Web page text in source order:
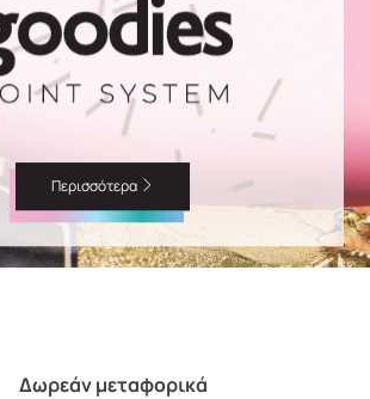
Περισσότερα
Δωρεάν μεταφορικά